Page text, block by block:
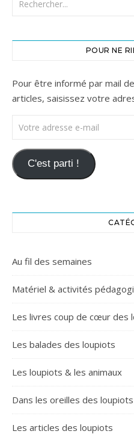
POUR NE
Pour être informé par mail
articles, saisissez votre
Votre adresse e-mail
C'est parti !
Au fil des semaines
Matériel & activités
Les livres coup de cœur des
Les balades des loupiots
Les loupiots & les animaux
Dans les oreilles des loupiots
Les articles des loupiots